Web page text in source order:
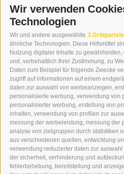
Wir verwenden
Technologien
Wir und andere ausgewählte 3
ähnliche Technologien. Diese Hilfsmittel
Nutzung digitaler Inhalte zu
und, vorbehaltlich Ihrer Zustimmung, zu
Daten zum Beispiel für folgende Zwecke
zugriff auf informationen auf einem
daten zur auswahl von werbeanzeigen,
personalisierte werbung, verwendung von
personalisierter werbung, erstellung von
inhalten, verwendung von profilen zur
messung der werbeleistung, messung der
analyse von zielgruppen durch statistiken
aus verschiedenen quellen, entwicklung
verwendung reduzierter daten zur
der sicherheit, verhinderung und
fehlerbehebung, bereitstellung und
KONTAKT
WIPP-MEDIA GMBH
DER ERKER
NEUSTADT 20A
I-39049 STERZING
TEL.: +39 0472 766876
GRAFIK@DERERKER.IT
INFO@DERERKER.IT
DER ERKER
WERBEN IM ERKER
ONLINE-WERBUNG